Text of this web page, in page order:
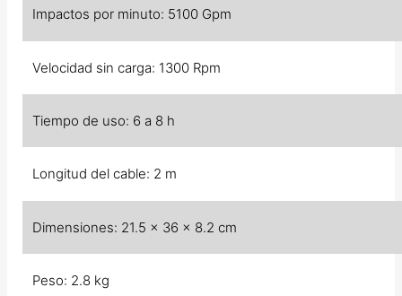
Impactos por minuto: 5100 Gpm
Velocidad sin carga: 1300 Rpm
Tiempo de uso: 6 a 8 h
Longitud del cable: 2 m
Dimensiones: 21.5 x 36 x 8.2 cm
Peso: 2.8 kg